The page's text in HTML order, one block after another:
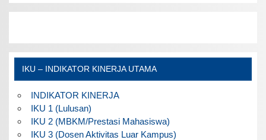
IKU – INDIKATOR KINERJA UTAMA
INDIKATOR KINERJA
IKU 1 (Lulusan)
IKU 2 (MBKM/Prestasi Mahasiswa)
IKU 3 (Dosen Aktivitas Luar Kampus)